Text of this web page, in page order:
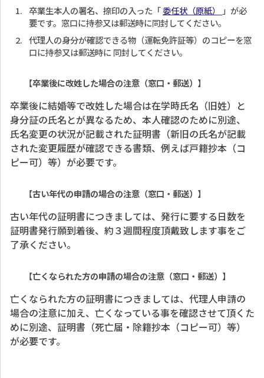
卒業生本人の署名、捺印の入った「委任状（原紙） 」が必
要です。窓口に持参又は郵送時に同封してください。
代理人の身分が確認できる物（運転免許証等）のコピーを窓
口に持参又は郵送時に 同封してください。
【卒業後に改姓した場合の注意（窓口・郵送）】
卒業後に結婚等で改姓した場合は在学時氏名（旧姓）と
身分証の氏名とが異なるため、本人確認のために別途、
氏名変更の状況が記載された証明書（新旧の氏名が記載
された変更履歴が確認できる書類、例えば戸籍抄本（コ
ピー可）等）が必要です。
【古い年代の申請の場合の注意（窓口・郵送）】
古い年代の証明書につきましては、発行に要する日数を
証明書発行願到着後、約３週間程度頂戴致します事をご
了承ください。
【亡くなられた方の申請の場合の注意（窓口・郵送）】
亡くなられた方の証明書につきましては、代理人申請の
場合の注意に加え、亡くなっている事を確認させて頂くた
めに別途、証明書（死亡届・除籍抄本（コピー可）等）
が必要です。